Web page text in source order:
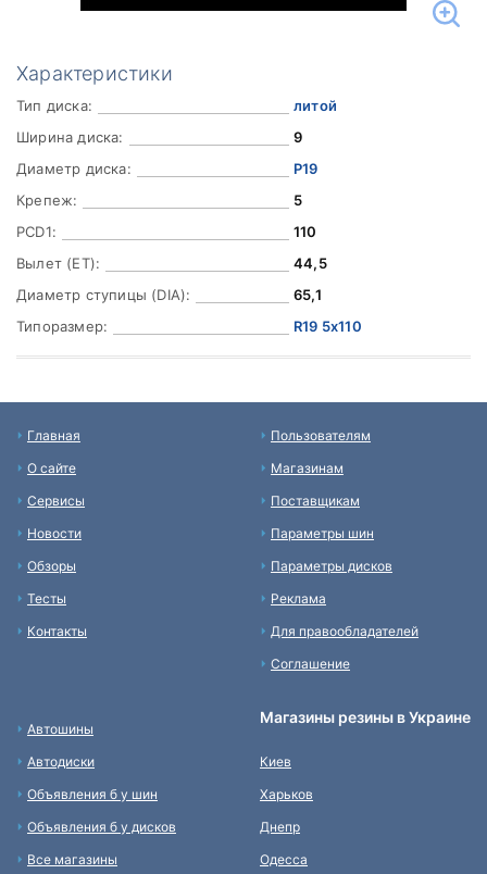
Характеристики
Тип диска:
литой
Ширина диска:
9
Диаметр диска:
Р19
Крепеж:
5
PCD1:
110
Вылет (ET):
44,5
Диаметр ступицы (DIA):
65,1
Типоразмер:
R19 5x110
Главная
О сайте
Сервисы
Новости
Обзоры
Тесты
Контакты
Пользователям
Магазинам
Поставщикам
Параметры шин
Параметры дисков
Реклама
Для правообладателей
Соглашение
Автошины
Автодиски
Объявления б у шин
Объявления б у дисков
Все магазины
Магазины резины в Украине
Киев
Харьков
Днепр
Одесса